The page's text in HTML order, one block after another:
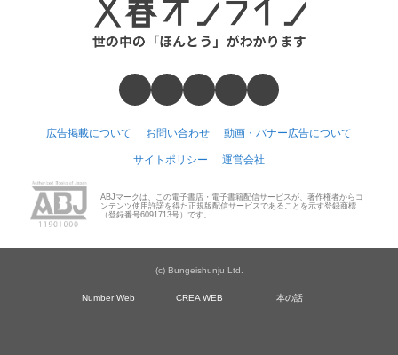
広告掲載について お問い合わせ 動画・バナー広告について
サイトポリシー 運営会社
ABJマークは、この電子書店・電子書籍配信サービスが、著作権者からコ
ンテンツ使用許諾を得た正規版配信サービスであることを示す登録商標
（登録番号6091713号）です。
(c) Bungeishunju Ltd.
Number Web CREA WEB 本の話